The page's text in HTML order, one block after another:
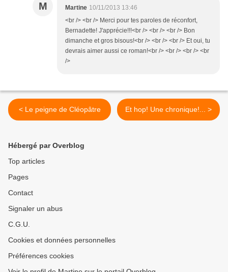
M Martine 10/11/2013 13:46
<br /> <br /> Merci pour tes paroles de réconfort,
Bernadette! J'apprécie!!!<br /> <br /> <br /> Bon
dimanche et gros bisous!<br /> <br /> <br /> Et oui, tu
devrais aimer aussi ce roman!<br /> <br /> <br /> <br
/>
< Le peigne de Cléopâtre Et hop! Une chronique!... >
Hébergé par Overblog
Top articles
Pages
Contact
Signaler un abus
C.G.U.
Cookies et données personnelles
Préférences cookies